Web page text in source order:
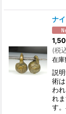
ナ
(税
在庫
説
術
わ
れ
す